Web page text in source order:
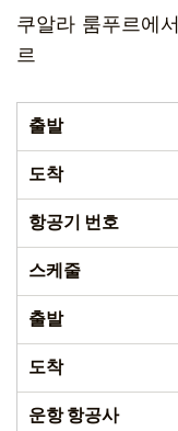
쿠알라 룸푸르에서
르
출발
도착
항공기 번호
스케줄
출발
도착
운항 항공사